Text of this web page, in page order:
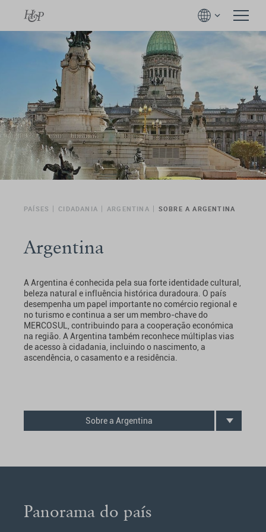
PAÍSES CIDADANIA ARGENTINA SOBRE A ARGENTINA
Argentina
A Argentina é conhecida pela sua forte identidade cultural,
beleza natural e influência histórica duradoura. O país
desempenha um papel importante no comércio regional e
no turismo e continua a ser um membro-chave do
MERCOSUL, contribuindo para a cooperação económica
na região. A Argentina também reconhece múltiplas vias
de acesso à cidadania, incluindo o nascimento, a
ascendência, o casamento e a residência.
Sobre a Argentina
Panorama do país